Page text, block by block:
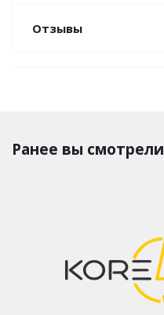
Отзывы
Ранее вы смотрели